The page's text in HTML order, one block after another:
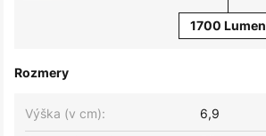
1700 Lumen
Rozmery
Výška (v cm):
6,9